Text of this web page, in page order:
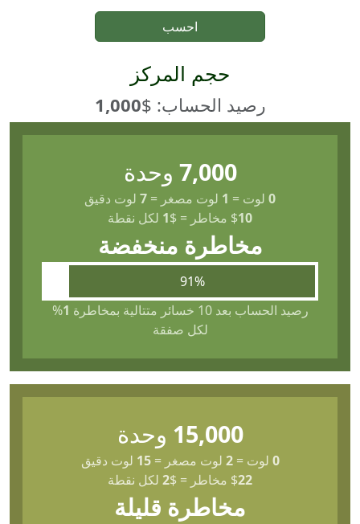
احسب
حجم المركز
رصيد الحساب: $1,000
7,000 وحدة
0 لوت =
1 لوت مصغر =
7 لوت دقيق
$10 مخاطر =
$
1 لكل نقطة
مخاطرة منخفضة
91%
رصيد الحساب بعد 10 خسائر متتالية بمخاطرة
1
%
لكل صفقة
15,000 وحدة
0 لوت=
2 لوت مصغر=
15 لوت دقيق
$22 مخاطر =
$
2 لكل نقطة
مخاطرة قليلة